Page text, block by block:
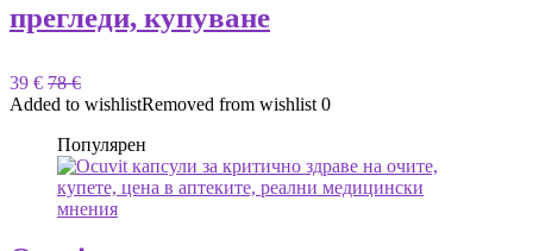
прегледи, купуване
39 € 78 €
Added to wishlistRemoved from wishlist 0
Популярен